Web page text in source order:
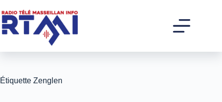
au
contenu
Étiquette Zenglen